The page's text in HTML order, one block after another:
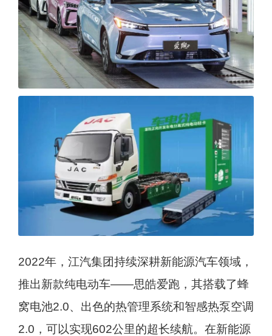
2022年，江汽集团持续深耕新能源汽车领域，
推出新款纯电动车——思皓爱跑，其搭载了蜂
窝电池2.0、出色的热管理系统和智感热泵空调
2.0，可以实现602公里的超长续航。在新能源